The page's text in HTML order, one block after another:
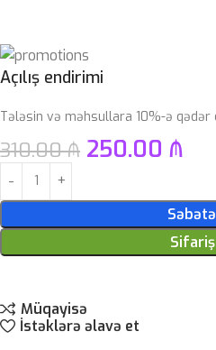
Açılış endirimi
Tələsin və məhsullara 10%-ə qədər
310.00₼ 250.00 ₼
Müqayisə
İstəklərə əlavə et